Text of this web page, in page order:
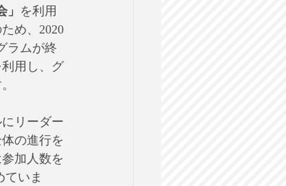
」 を利用
め、2020
ラムが終
用し、グ
リーダー
の進行を
加人数を
ていま